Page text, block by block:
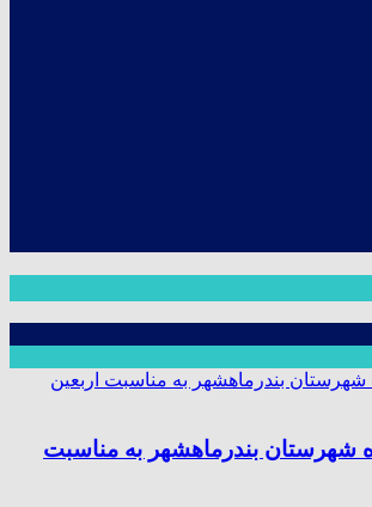
شهرستان بندرماهشهر به مناسبت